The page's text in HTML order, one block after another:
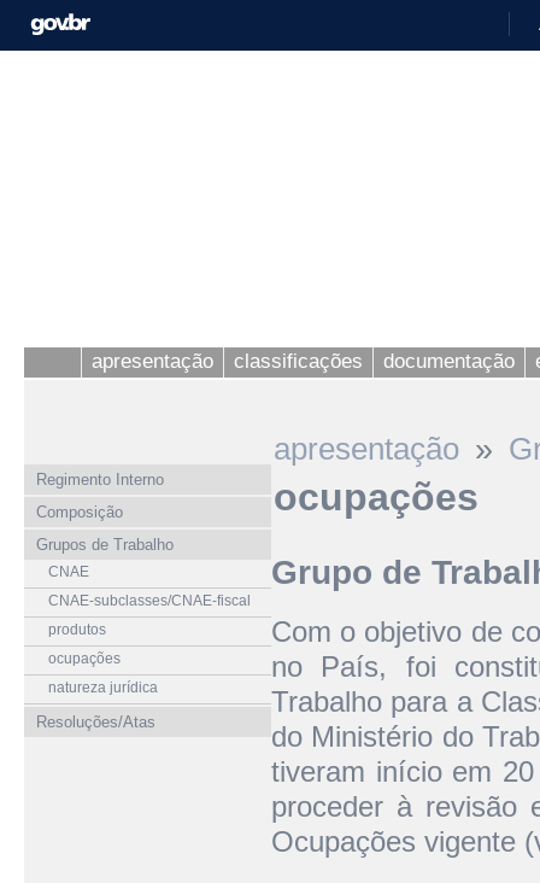
apresentação classificações documentação
Regimento Interno
Composição
Grupos de Trabalho
CNAE
CNAE-subclasses/CNAE-fiscal
produtos
ocupações
natureza jurídica
Resoluções/Atas
apresentação »
ocupações
Grupo de
Com o objetivo de
no País, foi
Trabalho para a
do Ministério do
tiveram início em
proceder à revisão
Ocupações vigente